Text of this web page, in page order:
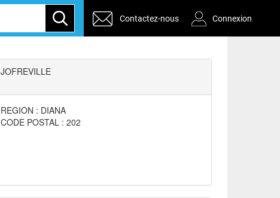
Contactez-nous Connexion
JOFREVILLE
REGION : DIANA
CODE POSTAL : 202